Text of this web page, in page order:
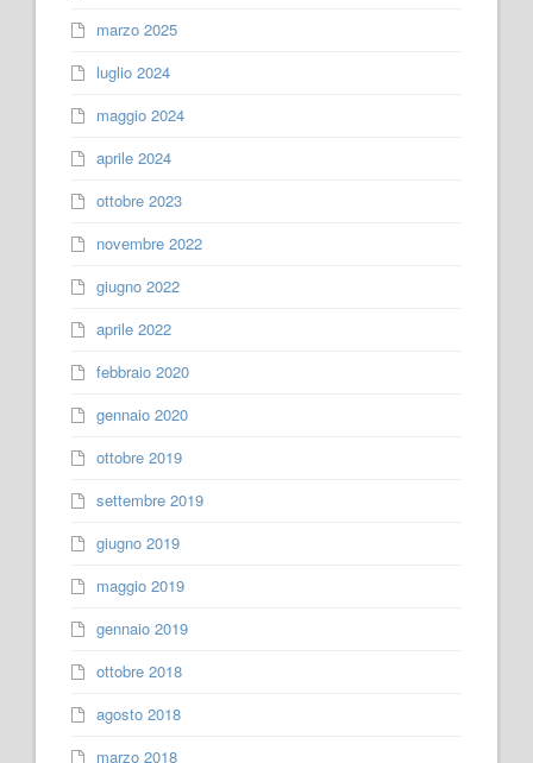
marzo 2025
luglio 2024
maggio 2024
aprile 2024
ottobre 2023
novembre 2022
giugno 2022
aprile 2022
febbraio 2020
gennaio 2020
ottobre 2019
settembre 2019
giugno 2019
maggio 2019
gennaio 2019
ottobre 2018
agosto 2018
marzo 2018